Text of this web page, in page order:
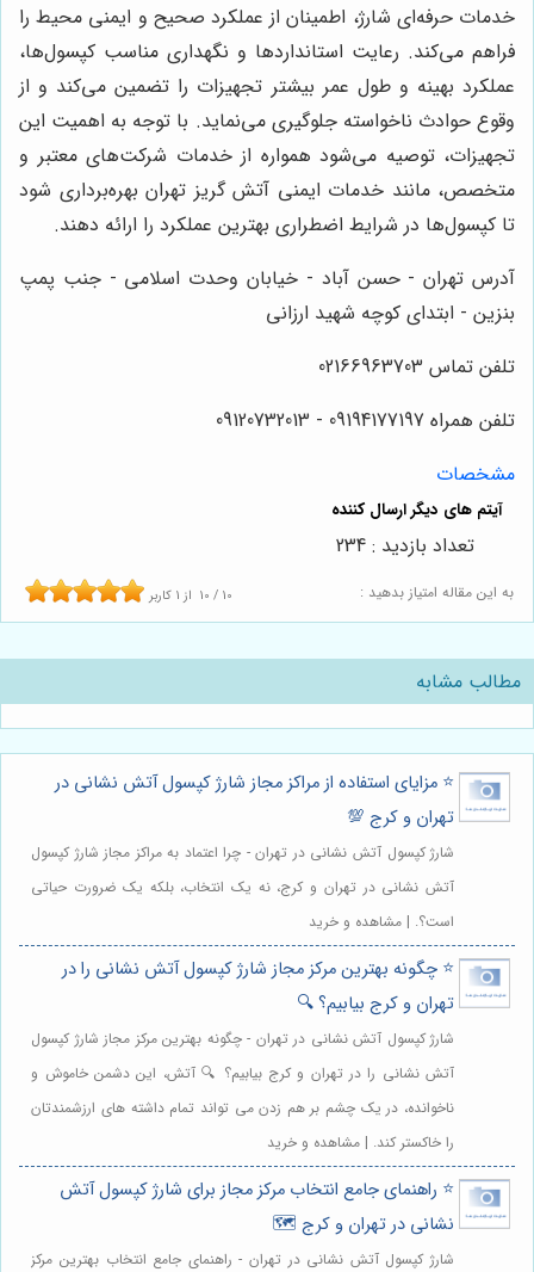
خدمات حرفه‌ای شارژ، اطمینان از عملکرد صحیح و ایمنی محیط را
فراهم می‌کند. رعایت استانداردها و نگهداری مناسب کپسول‌ها،
عملکرد بهینه و طول عمر بیشتر تجهیزات را تضمین می‌کند و از
وقوع حوادث ناخواسته جلوگیری می‌نماید. با توجه به اهمیت این
تجهیزات، توصیه می‌شود همواره از خدمات شرکت‌های معتبر و
متخصص، مانند خدمات ایمنی آتش گریز تهران بهره‌برداری شود
تا کپسول‌ها در شرایط اضطراری بهترین عملکرد را ارائه دهند.
آدرس تهران - حسن آباد - خیابان وحدت اسلامی - جنب پمپ
بنزین - ابتدای کوچه شهید ارزانی
تلفن تماس 02166963703
تلفن همراه 09194177197 - 09120732013
مشخصات
به این مقاله امتیاز بدهید : 10 / 10 از 1 کاربر
تعداد بازدید : 234
مطالب مشابه
⭐️ مزایای استفاده از مراکز مجاز شارژ کپسول آتش نشانی در
تهران و کرج 💯
شارژ کپسول آتش نشانی در تهران - چرا اعتماد به مراکز مجاز شارژ کپسول
آتش نشانی در تهران و کرج، نه یک انتخاب، بلکه یک ضرورت حیاتی
است؟. | مشاهده و خرید
⭐️ چگونه بهترین مرکز مجاز شارژ کپسول آتش نشانی را در
تهران و کرج بیابیم؟ 🔍
شارژ کپسول آتش نشانی در تهران - چگونه بهترین مرکز مجاز شارژ کپسول
آتش نشانی را در تهران و کرج بیابیم؟ 🔍 آتش، این دشمن خاموش و
ناخوانده، در یک چشم بر هم زدن می تواند تمام داشته های ارزشمندتان
را خاکستر کند. | مشاهده و خرید
⭐️ راهنمای جامع انتخاب مرکز مجاز برای شارژ کپسول آتش
نشانی در تهران و کرج 🗺️
شارژ کپسول آتش نشانی در تهران - راهنمای جامع انتخاب بهترین مرکز